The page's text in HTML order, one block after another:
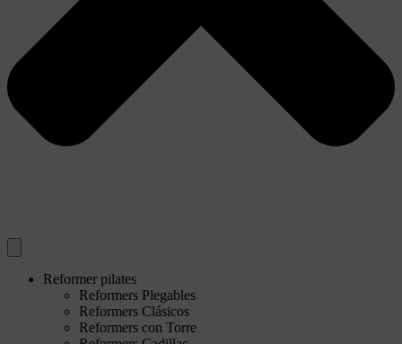
Reformer pilates
Reformers Plegables
Reformers Clásicos
Reformers con Torre